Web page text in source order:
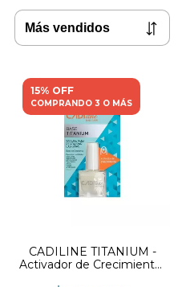
15% OFF
COMPRANDO 3 O MÁS
CADILINE TITANIUM -
Activador de Crecimiento-